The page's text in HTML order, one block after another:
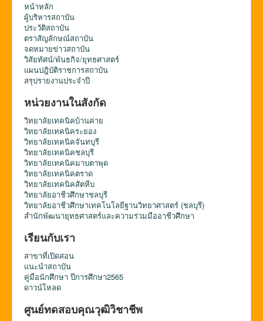
หน้าหลัก
ผู้บริหารสถาบัน
ประวัติสถาบัน
ตราสัญลักษณ์สถาบัน
จดหมายข่าวสถาบัน
วิสัยทัศน์/พันธกิจ/ยุทธศาสตร์
แผนปฎิบัติราชการสถาบัน
สรุปรายงานประจำปี
หน่วยงานในสังกัด
วิทยาลัยเทคนิคบ้านค่าย
วิทยาลัยเทคนิคระยอง
วิทยาลัยเทคนิคจันทบุรี
วิทยาลัยเทคนิคชลบุรี
วิทยาลัยเทคนิคมาบตาพุด
วิทยาลัยเทคนิคตราด
วิทยาลัยเทคนิคสัตหีบ
วิทยาลัยอาชีวศึกษาชลบุรี
วิทยาลัยอาชีวศึกษาเทคโนโลยีฐานวิทยาศาสตร์ (ชลบุรี)
สำนักพัฒนายุทธศาสตร์และความร่วมมืออาชีวศึกษา
เรียนกับเรา
สาขาที่เปิดสอน
แนะนำสถาบัน
คู่มือนักศึกษา ปีการศึกษา2565
ดาวน์โหลด
ศูนย์ทดสอบคุณวุฒิวิชาชีพ